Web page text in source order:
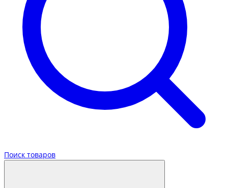
Поиск товаров